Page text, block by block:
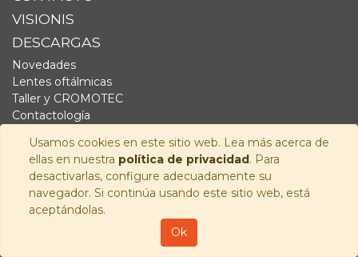
Usamos cookies en este sitio web. Lea más acerca de
ellas en nuestra política de privacidad. Para
desactivarlas, configure adecuadamente su
navegador. Si continúa usando este sitio web, está
aceptándolas.
Ok
VISIONIS
DESCARGAS
Novedades
Lentes oftálmicas
Taller y CROMOTEC
Contactología
Fornitura
Audiología
SÍGUENOS
Visionis Distribución S.L.
Aviso Legal -